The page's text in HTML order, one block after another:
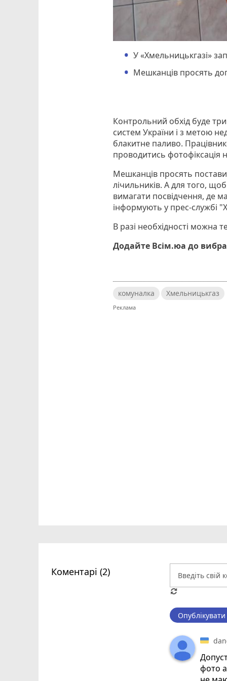
У «Хмельницькгазі»
Мешканців просять
Контрольний обхід буде
систем України і з метою
блакитне паливо.
проводитись фотофіксація
Мешканців просять
лічильників. А для того,
вимагати посвідчення, де
інформують у прес-службі
В разі необхідності можна
Додайте Всім.юа до
комуналка Хмельницькгаз
Коментарі (2)
фото